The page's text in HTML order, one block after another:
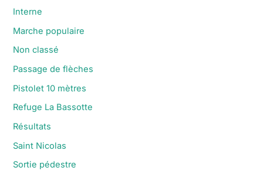
Interne
Marche populaire
Non classé
Passage de flèches
Pistolet 10 mètres
Refuge La Bassotte
Résultats
Saint Nicolas
Sortie pédestre